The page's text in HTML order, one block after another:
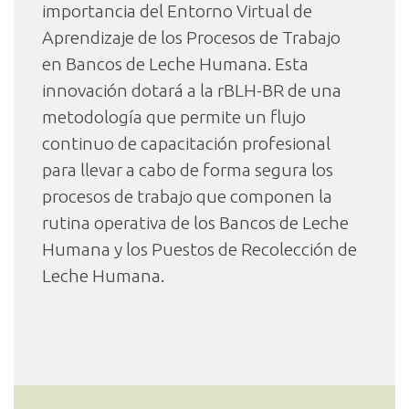
importancia del Entorno Virtual de
Aprendizaje de los Procesos de Trabajo
en Bancos de Leche Humana. Esta
innovación dotará a la rBLH-BR de una
metodología que permite un flujo
continuo de capacitación profesional
para llevar a cabo de forma segura los
procesos de trabajo que componen la
rutina operativa de los Bancos de Leche
Humana y los Puestos de Recolección de
Leche Humana.